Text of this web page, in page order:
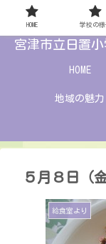
宮津市立日置小
HOME
地域の魅力
５月８日（
給食室より
HOME 学校の様